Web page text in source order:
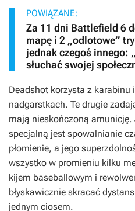
POWIĄZANE:
Za 11 dni Battlefield 6
mapę i 2 „odlotowe”
jednak czegoś innego:
słuchać swojej
Deadshot korzysta z karabinu i
nadgarstkach. Te drugie
mają nieskończoną
specjalną jest spowalnianie
płomienie, a jego
wszystko w promieniu kilku
kijem baseballowym i
błyskawicznie skracać
jednym ciosem.